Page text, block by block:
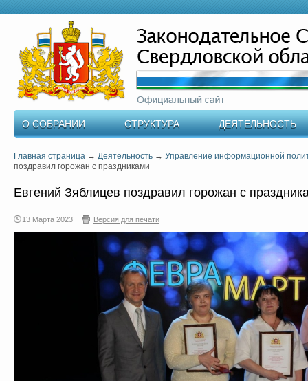
О СОБРАНИИ СТРУКТУРА ДЕЯТЕЛЬНОСТЬ
Главная страница → Деятельность → Управление информационной
поздравил горожан с праздниками
Евгений Зяблицев поздравил горожан с
13 Марта 2023 Версия для печати